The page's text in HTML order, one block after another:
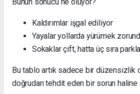
Kaldırımlar işgal ediliyor
Yayalar yollarda yürümek
Sokaklar çift, hatta üç sıra
Bu tablo artık sadece bir düzensizlik
doğrudan tehdit eden bir sorun haline